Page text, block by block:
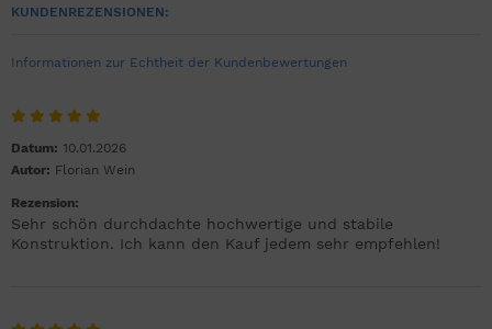
KUNDENREZENSIONEN:
Informationen zur Echtheit der Kundenbewertungen
Datum: 10.01.2026
Autor: Florian Wein
Rezension:
Sehr schön durchdachte hochwertige und stabile
Konstruktion. Ich kann den Kauf jedem sehr empfehlen!